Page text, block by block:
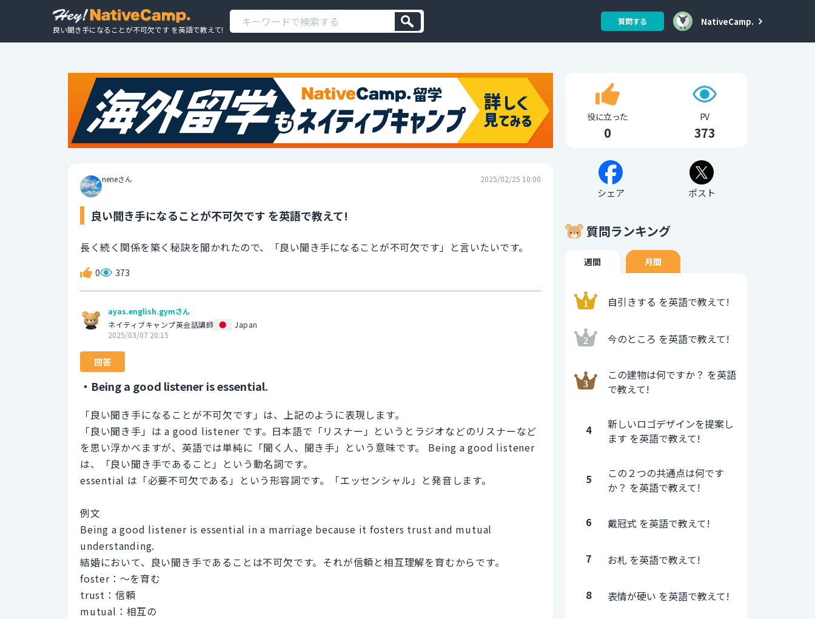
良い聞き手になることが不可欠です を英語で教えて!
質問する NativeCamp.
neneさん 2025/02/25 10:00
良い聞き手になることが不可欠です を英語で教えて!
長く続く関係を築く秘訣を聞かれたので、「良い聞き手になることが不可欠です」と言いたいです。
0 373
ayas.english.gymさん
ネイティブキャンプ英会話講師
Japan
2025/03/07 20:15
回答
・Being a good listener is essential.
「良い聞き手になることが不可欠です」は、上記のように表現します。
「良い聞き手」は a good listener です。日本語で「リスナー」というとラジオなどのリスナーなど
を思い浮かべますが、英語では単純に「聞く人、聞き手」という意味です。 Being a good listener
は、「良い聞き手であること」という動名詞です。
essential は「必要不可欠である」という形容詞です。「エッセンシャル」と発音します。
例文
Being a good listener is essential in a marriage because it fosters trust and mutual
understanding.
結婚において、良い聞き手であることは不可欠です。それが信頼と相互理解を育むからです。
foster：〜を育む
trust：信頼
mutual：相互の
役に立った
0
PV
373
シェア ポスト
質問ランキング
週間 月間
自引きする を英語で教えて!
今のところ を英語で教えて!
この建物は何ですか？ を英語
で教えて!
4
新しいロゴデザインを提案し
ます を英語で教えて!
5
この２つの共通点は何です
か？ を英語で教えて!
6 戴冠式 を英語で教えて!
7 お札 を英語で教えて!
8 表情が硬い を英語で教えて!